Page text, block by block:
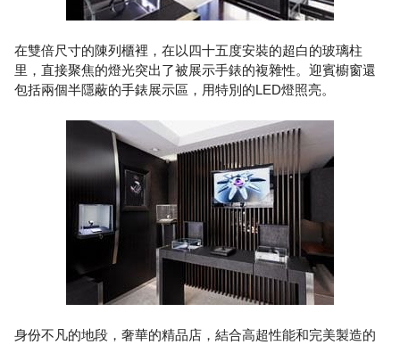
在雙倍尺寸的陳列櫃裡，在以四十五度安裝的超白的玻璃柱
里，直接聚焦的燈光突出了被展示手錶的複雜性。迎賓櫥窗還
包括兩個半隱蔽的手錶展示區，用特別的LED燈照亮。
身份不凡的地段，奢華的精品店，結合高超性能和完美製造的